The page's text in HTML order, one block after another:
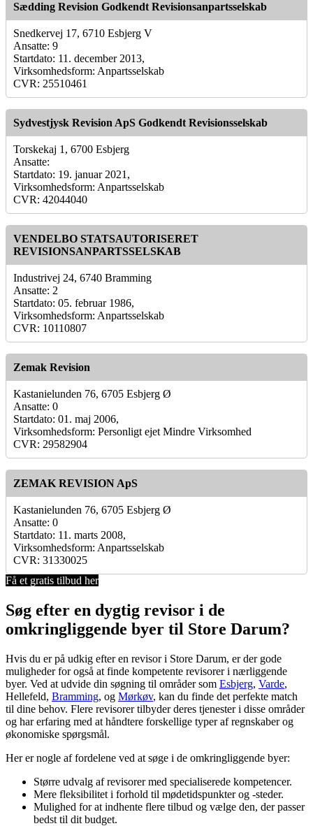
Sædding Revision Godkendt Revisionsanpartsselskab
Snedkervej 17, 6710 Esbjerg V
Ansatte: 9
Startdato: 11. december 2013,
Virksomhedsform: Anpartsselskab
CVR: 25510461
Sydvestjysk Revision ApS Godkendt Revisionsselskab
Torskekaj 1, 6700 Esbjerg
Ansatte:
Startdato: 19. januar 2021,
Virksomhedsform: Anpartsselskab
CVR: 42044040
VENDELBO STATSAUTORISERET
REVISIONSANPARTSSELSKAB
Industrivej 24, 6740 Bramming
Ansatte: 2
Startdato: 05. februar 1986,
Virksomhedsform: Anpartsselskab
CVR: 10110807
Zemak Revision
Kastanielunden 76, 6705 Esbjerg Ø
Ansatte: 0
Startdato: 01. maj 2006,
Virksomhedsform: Personligt ejet Mindre Virksomhed
CVR: 29582904
ZEMAK REVISION ApS
Kastanielunden 76, 6705 Esbjerg Ø
Ansatte: 0
Startdato: 11. marts 2008,
Virksomhedsform: Anpartsselskab
CVR: 31330025
Få et gratis tilbud her
Søg efter en dygtig revisor i de
omkringliggende byer til Store Darum?
Hvis du er på udkig efter en revisor i Store Darum, er der gode
muligheder for også at finde kompetente revisorer i nærliggende
byer. Ved at udvide din søgning til områder som Esbjerg, Varde,
Hellefeld, Bramming, og Mørkøv, kan du finde det perfekte match
til dine behov. Flere revisorer tilbyder deres tjenester i disse områder
og har erfaring med at håndtere forskellige typer af regnskaber og
økonomiske spørgsmål.
Her er nogle af fordelene ved at søge i de omkringliggende byer:
Større udvalg af revisorer med specialiserede kompetencer.
Mere fleksibilitet i forhold til mødetidspunkter og -steder.
Mulighed for at indhente flere tilbud og vælge den, der passer
bedst til dit budget.